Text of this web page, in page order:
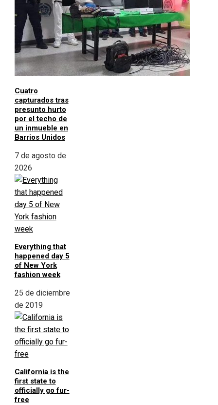
Cuatro
capturados tras
presunto hurto
por el techo de
un inmueble en
Barrios Unidos
7 de agosto de
2026
Everything that
happened day 5
of New York
fashion week
25 de diciembre
de 2019
California is the
first state to
officially go fur-
free